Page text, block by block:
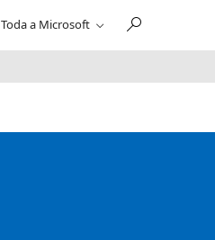
Toda a Microsoft